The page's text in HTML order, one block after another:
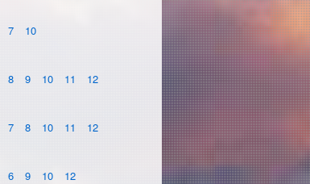
7 10
8 9 10 11 12
7 8 10 11 12
6 9 10 12